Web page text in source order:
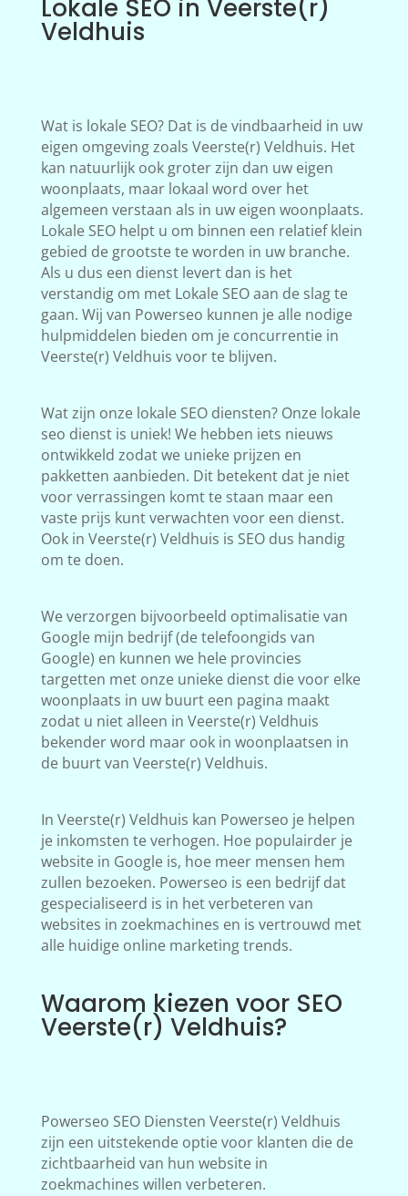
Lokale SEO in Veerste(r)
Veldhuis
Wat is lokale SEO? Dat is de vindbaarheid in uw
eigen omgeving zoals Veerste(r) Veldhuis. Het
kan natuurlijk ook groter zijn dan uw eigen
woonplaats, maar lokaal word over het
algemeen verstaan als in uw eigen woonplaats.
Lokale SEO helpt u om binnen een relatief klein
gebied de grootste te worden in uw branche.
Als u dus een dienst levert dan is het
verstandig om met Lokale SEO aan de slag te
gaan. Wij van Powerseo kunnen je alle nodige
hulpmiddelen bieden om je concurrentie in
Veerste(r) Veldhuis voor te blijven.
Wat zijn onze lokale SEO diensten? Onze lokale
seo dienst is uniek! We hebben iets nieuws
ontwikkeld zodat we unieke prijzen en
pakketten aanbieden. Dit betekent dat je niet
voor verrassingen komt te staan maar een
vaste prijs kunt verwachten voor een dienst.
Ook in Veerste(r) Veldhuis is SEO dus handig
om te doen.
We verzorgen bijvoorbeeld optimalisatie van
Google mijn bedrijf (de telefoongids van
Google) en kunnen we hele provincies
targetten met onze unieke dienst die voor elke
woonplaats in uw buurt een pagina maakt
zodat u niet alleen in Veerste(r) Veldhuis
bekender word maar ook in woonplaatsen in
de buurt van Veerste(r) Veldhuis.
In Veerste(r) Veldhuis kan Powerseo je helpen
je inkomsten te verhogen. Hoe populairder je
website in Google is, hoe meer mensen hem
zullen bezoeken. Powerseo is een bedrijf dat
gespecialiseerd is in het verbeteren van
websites in zoekmachines en is vertrouwd met
alle huidige online marketing trends.
Waarom kiezen voor SEO
Veerste(r) Veldhuis?
Powerseo SEO Diensten Veerste(r) Veldhuis
zijn een uitstekende optie voor klanten die de
zichtbaarheid van hun website in
zoekmachines willen verbeteren.